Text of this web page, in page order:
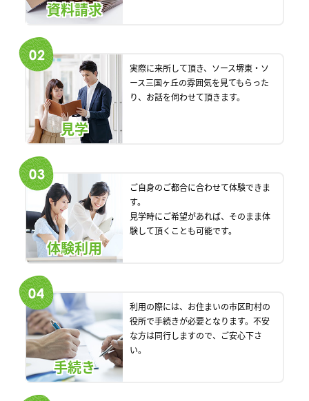
資料請求
見学
実際に来所して頂き、ソース堺東・ソ
ース三国ヶ丘の雰囲気を見てもらった
り、お話を伺わせて頂きます。
体験利用
ご自身のご都合に合わせて体験できま
す。
見学時にご希望があれば、そのまま体
験して頂くことも可能です。
手続き
利用の際には、お住まいの市区町村の
役所で手続きが必要となります。不安
な方は同行しますので、ご安心下さ
い。